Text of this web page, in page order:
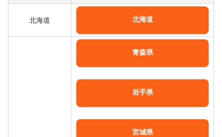
北海道 北海道
青森県
岩手県
宮城県